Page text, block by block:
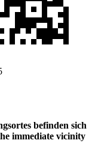
befinden sich
immediate vicinity